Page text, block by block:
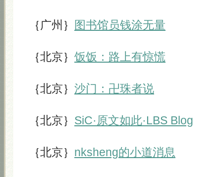
｛广州｝ 图书馆员钱涂无量
｛北京｝ 饭饭：路上有惊慌
｛北京｝ 沙门：卍珠者说
｛北京｝ SiC·原文如此·LBS Blog
｛北京｝ nksheng的小道消息